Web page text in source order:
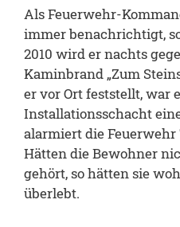
Als Feuerwehr-
immer benachrichtigt,
2010 wird er nachts
Kaminbrand „Zum
er vor Ort feststellt, war
Installationsschacht
alarmiert die
Hätten die Bewohner
gehört, so hätten sie
überlebt.